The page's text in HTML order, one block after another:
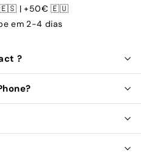
| +50€ 🇪🇺
em 2-4 dias
?